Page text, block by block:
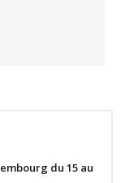
du 15 au